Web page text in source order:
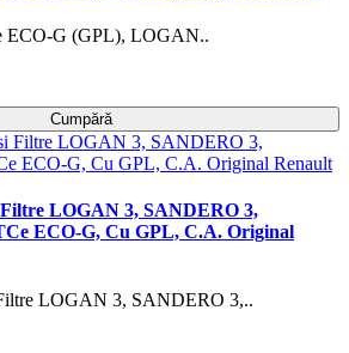
ECO-G (GPL), LOGAN..
Cumpără
Filtre LOGAN 3, SANDERO 3,
ECO-G, Cu GPL, C.A. Original
LOGAN 3, SANDERO 3,..